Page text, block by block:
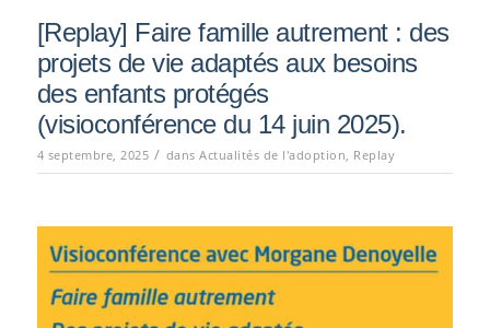
[Replay] Faire famille autrement : des
projets de vie adaptés aux besoins
des enfants protégés
(visioconférence du 14 juin 2025).
4 septembre, 2025 / dansActualités de l'adoption Replay